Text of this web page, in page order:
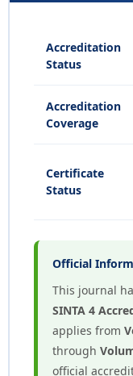
Accreditation
Status
Accreditation
Coverage
Certificate
Status
Official
This journal
SINTA 4
applies from
through
official